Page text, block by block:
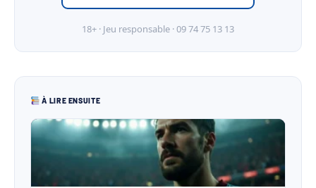
18+ · Jeu responsable · 09 74 75 13 13
À LIRE ENSUITE